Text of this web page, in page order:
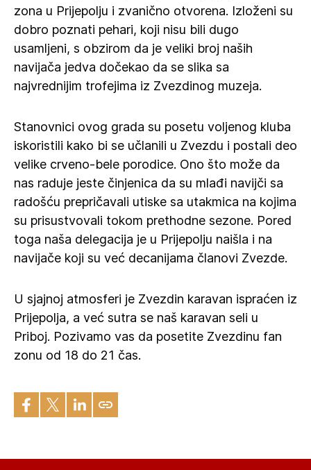
zona u Prijepolju i zvanično otvorena. Izloženi su
dobro poznati pehari, koji nisu bili dugo
usamljeni, s obzirom da je veliki broj naših
navijača jedva dočekao da se slika sa
najvrednijim trofejima iz Zvezdinog muzeja.
Stanovnici ovog grada su posetu voljenog kluba
iskoristili kako bi se učlanili u Zvezdu i postali deo
velike crveno-bele porodice. Ono što može da
nas raduje jeste činjenica da su mlađi navijči sa
radošću prepričavali utiske sa utakmica na kojima
su prisustvovali tokom prethodne sezone. Pored
toga naša delegacija je u Prijepolju naišla i na
navijače koji su već decanijama članovi Zvezde.
U sjajnoj atmosferi je Zvezdin karavan ispraćen iz
Prijepolja, a već sutra se naš karavan seli u
Priboj. Pozivamo vas da posetite Zvezdinu fan
zonu od 18 do 21 čas.